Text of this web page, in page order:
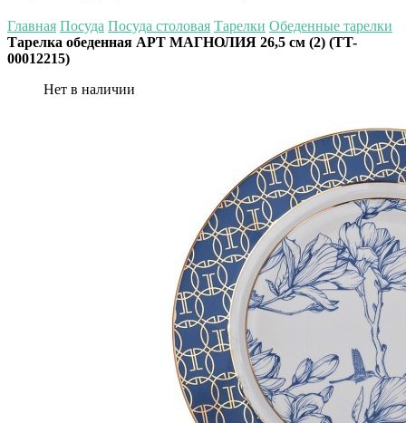
Главная Посуда Посуда столовая Тарелки Обеденные тарелки
Тарелка обеденная АРТ МАГНОЛИЯ 26,5 см (2) (TT-
00012215)
Нет в наличии